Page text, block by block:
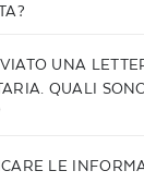
UNA
QUALI
LE